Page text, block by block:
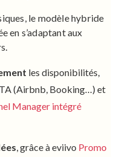
le modèle hybride
en s’adaptant aux
les disponibilités,
(Airbnb, Booking…) et
Manager intégré
, grâce à eviivo Promo